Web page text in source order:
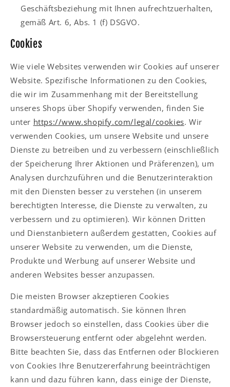
Geschäftsbeziehung mit Ihnen aufrechtzuerhalten,
gemäß Art. 6, Abs. 1 (f) DSGVO.
Cookies
Wie viele Websites verwenden wir Cookies auf unserer
Website. Spezifische Informationen zu den Cookies,
die wir im Zusammenhang mit der Bereitstellung
unseres Shops über Shopify verwenden, finden Sie
unter https://www.shopify.com/legal/cookies. Wir
verwenden Cookies, um unsere Website und unsere
Dienste zu betreiben und zu verbessern (einschließlich
der Speicherung Ihrer Aktionen und Präferenzen), um
Analysen durchzuführen und die Benutzerinteraktion
mit den Diensten besser zu verstehen (in unserem
berechtigten Interesse, die Dienste zu verwalten, zu
verbessern und zu optimieren). Wir können Dritten
und Dienstanbietern außerdem gestatten, Cookies auf
unserer Website zu verwenden, um die Dienste,
Produkte und Werbung auf unserer Website und
anderen Websites besser anzupassen.
Die meisten Browser akzeptieren Cookies
standardmäßig automatisch. Sie können Ihren
Browser jedoch so einstellen, dass Cookies über die
Browsersteuerung entfernt oder abgelehnt werden.
Bitte beachten Sie, dass das Entfernen oder Blockieren
von Cookies Ihre Benutzererfahrung beeinträchtigen
kann und dazu führen kann, dass einige der Dienste,